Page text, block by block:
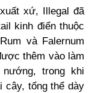
xứ, Illegal đã
kinh điển thuộc
và Falernum
thêm vào làm
trong khi
cây, tổng thể dày